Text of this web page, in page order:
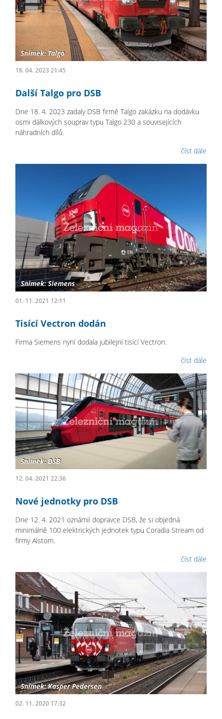
18. 04. 2023 21:45
Další Talgo pro DSB
Dne 18. 4. 2023 zadaly DSB firmě Talgo zakázku na dodávku
osmi dálkových souprav typu Talgo 230 a souvisejících
náhradních dílů.
číst dále
01. 11. 2021 12:11
Tisící Vectron dodán
Firma Siemens nyní dodala jubilejní tisící Vectron.
číst dále
12. 04. 2021 22:36
Nové jednotky pro DSB
Dne 12. 4. 2021 oznámil dopravce DSB, že si objedná
minimálně 100 elektrických jednotek typu Coradia Stream od
firmy Alstom.
číst dále
02. 11. 2020 17:32